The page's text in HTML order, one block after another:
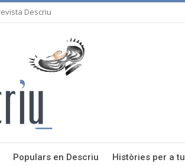
Descriu
Populars en Descriu Històries per a tu